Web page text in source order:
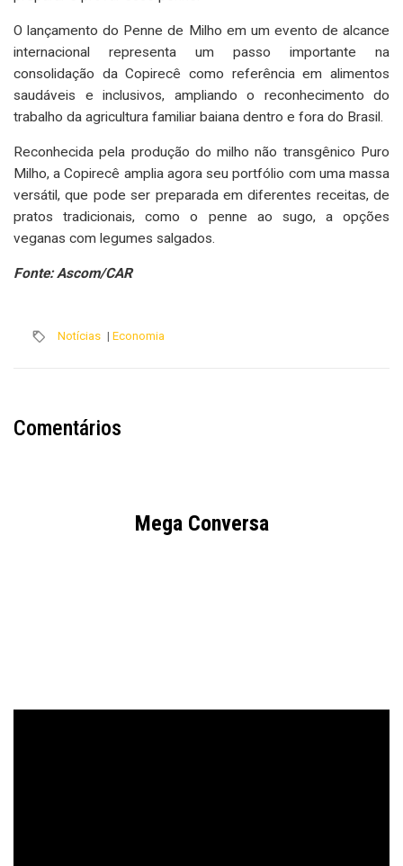
O lançamento do Penne de Milho em um evento de alcance
internacional representa um passo importante na
consolidação da Copirecê como referência em alimentos
saudáveis ​​e inclusivos, ampliando o reconhecimento do
trabalho da agricultura familiar baiana dentro e fora do Brasil.
Reconhecida pela produção do milho não transgênico Puro
Milho, a Copirecê amplia agora seu portfólio com uma massa
versátil, que pode ser preparada em diferentes receitas, de
pratos tradicionais, como o penne ao sugo, a opções
veganas com legumes salgados.
Fonte: Ascom/CAR
Notícias | Economia
Comentários
Mega Conversa